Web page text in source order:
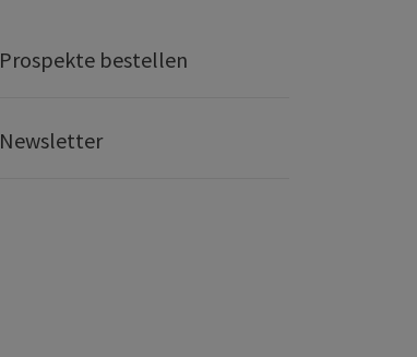
Prospekte bestellen
Newsletter